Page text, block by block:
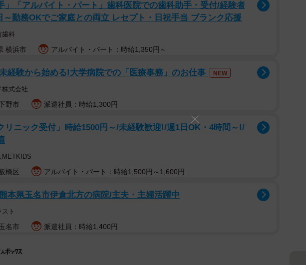
」「アルバイト・パート」歯科医院での歯科助手・受付/経験者
～勤務OKでご家庭との両立 レセプト・日祝手当 ブランク応援
歯科
横浜市 アルバイト・パート：時給1,350円～
経験から始める!大学病院での「医療事務」のお仕事 NEW
株式会社
野市 派遣社員：時給1,300円
リニック受付」時給1500円～/未経験歓迎!/週1日OK・4時間～!/
METKIDS
橋区 アルバイト・パート：時給1,500円～1,600円
本県玉名市伊倉北方の病院/主夫・主婦活躍中
ト
名市 派遣社員：時給1,400円